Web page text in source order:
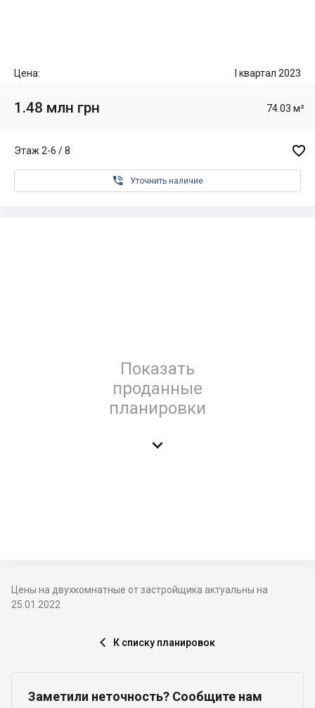
Цена: I квартал 2023
1.48 млн грн 74.03 м²
Этаж 2-6 / 8 
 Уточнить наличие
Показать
проданные
планировки

Цены на двухкомнатные от застройщика актуальны на
25.01.2022
 К списку планировок
Заметили неточность? Сообщите нам